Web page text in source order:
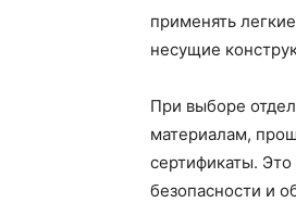
применять
несущие
При выборе
материалам,
сертификаты. Это
безопасности и